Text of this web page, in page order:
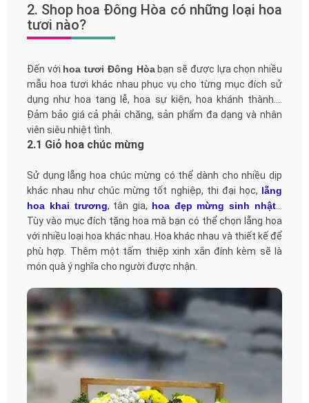
2. Shop hoa Đông Hòa có những loại hoa
tươi nào?
Đến với hoa tươi Đông Hòabạn sẽ được lựa chọn nhiều
mẫu hoa tươi khác nhau phục vụ cho từng mục đích sử
dụng như hoa tang lễ, hoa sự kiện, hoa khánh thành....
Đảm bảo giá cả phải chăng, sản phẩm đa dạng và nhân
viên siêu nhiệt tình.
2.1 Giỏ hoa chúc mừng
Sử dụng lẵng hoa chúc mừng có thể dành cho nhiều dịp
khác nhau như chúc mừng tốt nghiệp, thi đại học, lẵng
hoa khai trương, tân gia, hoa đẹp mừng sinh nhật
Tùy vào mục đích tặng hoa mà bạn có thể chọn lẵng hoa
với nhiều loại hoa khác nhau. Hoa khác nhau và thiết kế để
phù hợp. Thêm một tấm thiệp xinh xắn đính kèm sẽ là
món quà ý nghĩa cho người được nhận.